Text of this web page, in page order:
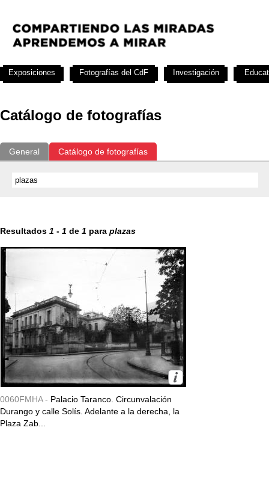
Catálogo de fotografías
General Catálogo de fotografías
Resultados 1 - 1 de 1 para plazas
0060FMHA - Palacio Taranco. Circunvalación
Durango y calle Solís. Adelante a la derecha, la
Plaza Zab...
Exposiciones Fotografías del CdF Investigación